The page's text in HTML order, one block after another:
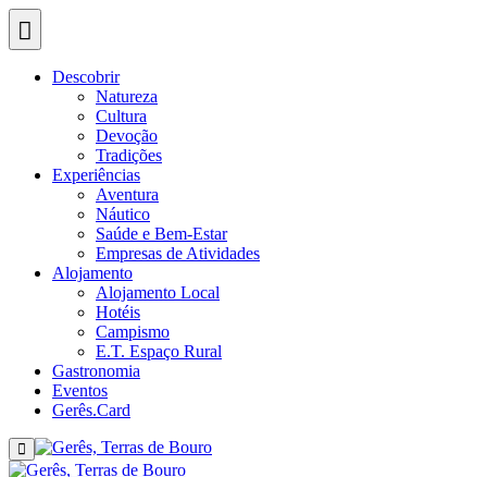
Descobrir
Natureza
Cultura
Devoção
Tradições
Experiências
Aventura
Náutico
Saúde e Bem-Estar
Empresas de Atividades
Alojamento
Alojamento Local
Hotéis
Campismo
E.T. Espaço Rural
Gastronomia
Eventos
Gerês.Card